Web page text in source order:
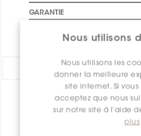
Nous utilisons
Nous utilisons les
donner la meilleure
site internet. Si
acceptez que nous
sur notre site à l’aide
plus
GARANTIE
PARTAGER:
APERÇU DES